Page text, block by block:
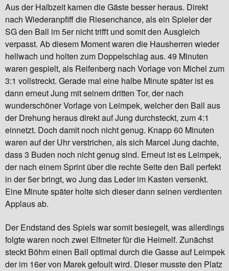
Aus der Halbzeit kamen die Gäste besser heraus. Direkt
nach Wiederanpfiff die Riesenchance, als ein Spieler der
SG den Ball im 5er nicht trifft und somit den Ausgleich
verpasst. Ab diesem Moment waren die Hausherren wieder
hellwach und holten zum Doppelschlag aus. 49 Minuten
waren gespielt, als Reifenberg nach Vorlage von Michel zum
3:1 vollstreckt. Gerade mal eine halbe Minute später ist es
dann erneut Jung mit seinem dritten Tor, der nach
wunderschöner Vorlage von Leimpek, welcher den Ball aus
der Drehung heraus direkt auf Jung durchsteckt, zum 4:1
einnetzt. Doch damit noch nicht genug. Knapp 60 Minuten
waren auf der Uhr verstrichen, als sich Marcel Jung dachte,
dass 3 Buden noch nicht genug sind. Erneut ist es Leimpek,
der nach einem Sprint über die rechte Seite den Ball perfekt
in der 5er bringt, wo Jung das Leder im Kasten versenkt.
Eine Minute später holte sich dieser dann seinen verdienten
Applaus ab.
Der Endstand des Spiels war somit besiegelt, was allerdings
folgte waren noch zwei Elfmeter für die Heimelf. Zunächst
steckt Böhm einen Ball optimal durch die Gasse auf Leimpek
der im 16er von Marek gefoult wird. Dieser musste den Platz